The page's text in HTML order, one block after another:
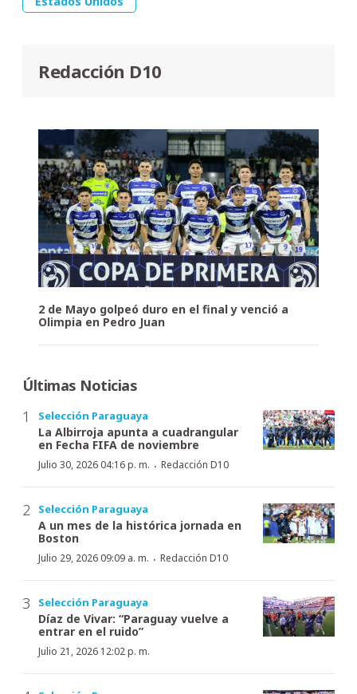
Redacción D10
2 de Mayo golpeó duro en el final y venció a
Olimpia en Pedro Juan
Últimas Noticias
Selección Paraguaya
La Albirroja apunta a cuadrangular
en Fecha FIFA de noviembre
Julio 30, 2026 04:16 p. m. · Redacción D10
Selección Paraguaya
A un mes de la histórica jornada en
Boston
Julio 29, 2026 09:09 a. m. · Redacción D10
Selección Paraguaya
Díaz de Vivar: “Paraguay vuelve a
entrar en el ruido”
Julio 21, 2026 12:02 p. m.